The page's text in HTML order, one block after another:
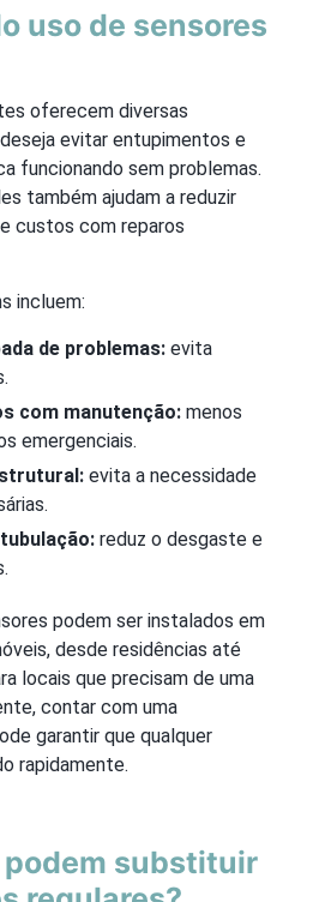
uso de sensores
oferecem diversas
evitar entupimentos e
funcionando sem problemas.
também ajudam a reduzir
custos com reparos
incluem:
de problemas: evita
com manutenção: menos
emergenciais.
evita a necessidade
reduz o desgaste e
podem ser instalados em
desde residências até
locais que precisam de uma
contar com uma
garantir que qualquer
rapidamente.
podem substituir